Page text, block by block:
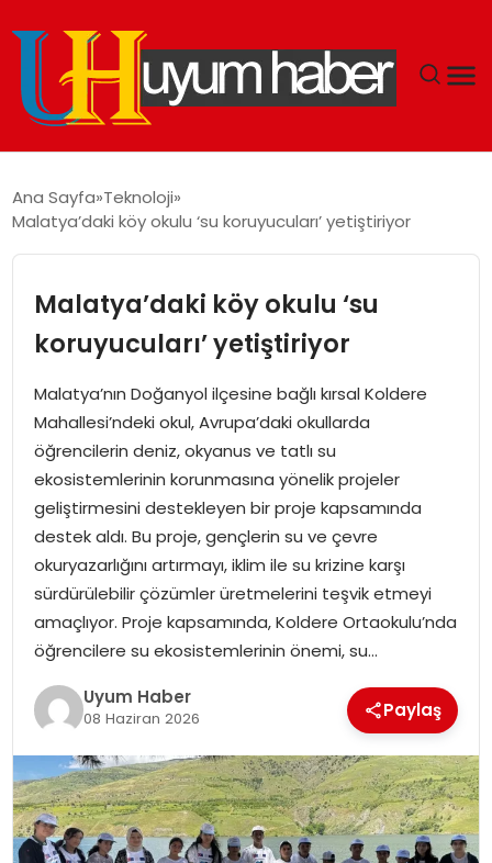
EKONOMI
SIYASET
DÜNYA
SPOR
TEKNOLOJI
SAĞLIK
MAGAZIN
YAŞAM
Ana Sayfa Teknoloji
Malatya’daki köy okulu ‘su koruyucuları’ yetiştiriyor
Malatya’daki köy okulu ‘su
koruyucuları’ yetiştiriyor
Malatya’nın Doğanyol ilçesine bağlı kırsal Koldere
Mahallesi’ndeki okul, Avrupa’daki okullarda
öğrencilerin deniz, okyanus ve tatlı su
ekosistemlerinin korunmasına yönelik projeler
geliştirmesini destekleyen bir proje kapsamında
destek aldı. Bu proje, gençlerin su ve çevre
okuryazarlığını artırmayı, iklim ile su krizine karşı
sürdürülebilir çözümler üretmelerini teşvik etmeyi
amaçlıyor. Proje kapsamında, Koldere Ortaokulu’nda
öğrencilere su ekosistemlerinin önemi, su…
Uyum Haber
08 Haziran 2026 Paylaş